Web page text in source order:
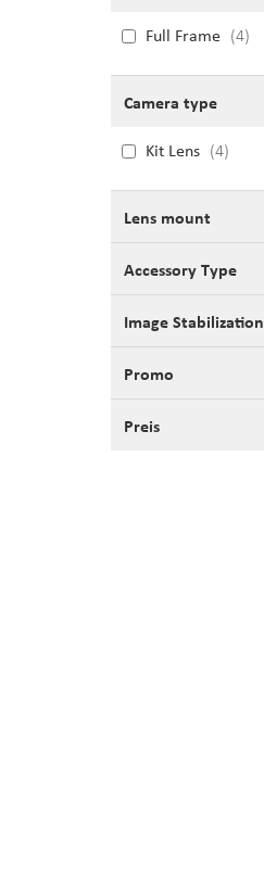
Full Frame 4
Camera type
Kit Lens 4
Lens mount
Accessory Type
Image Stabilization
Promo
Preis